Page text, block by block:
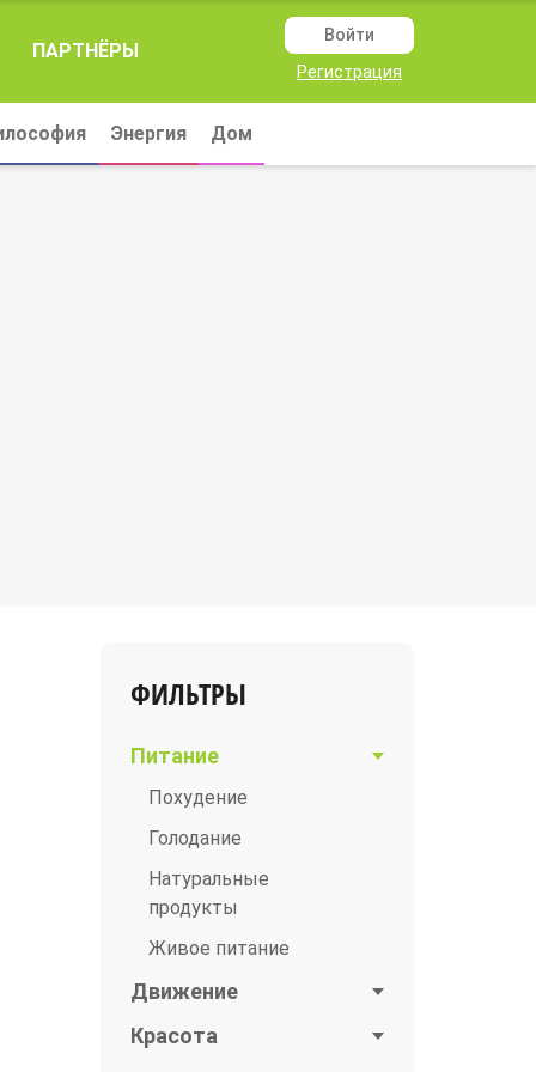
ПАРТНЁРЫ
Войти
Регистрация
Энергия Дом
ФИЛЬТРЫ
Питание
Похудение
Голодание
Натуральные
продукты
Живое питание
Движение
Красота